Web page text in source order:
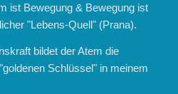
ist Bewegung & Bewegung ist
"Lebens-Quell" (Prana).
bildet der Atem die
Schlüssel" in meinem